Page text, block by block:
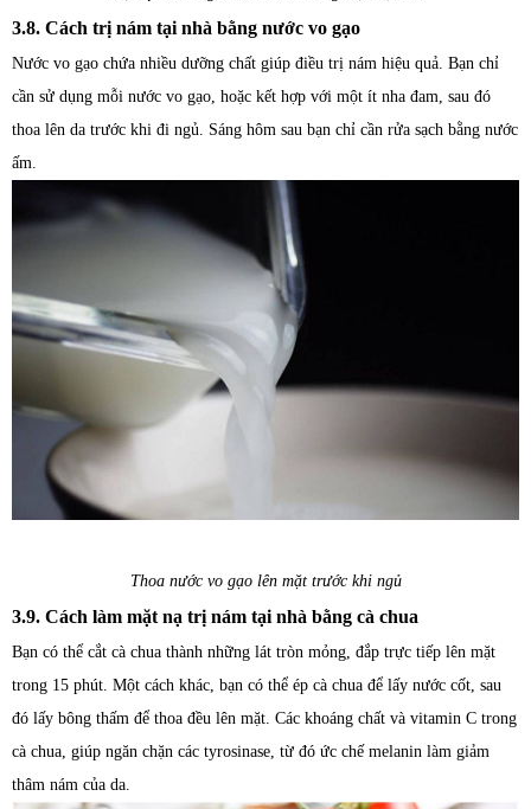
3.8. Cách trị nám tại nhà bằng nước vo gạo
Nước vo gạo chứa nhiều dưỡng chất giúp điều trị nám hiệu quả. Bạn chỉ
cần sử dụng mỗi nước vo gạo, hoặc kết hợp với một ít nha đam, sau đó
thoa lên da trước khi đi ngủ. Sáng hôm sau bạn chỉ cần rửa sạch bằng nước
ấm.
Thoa nước vo gạo lên mặt trước khi ngủ
3.9. Cách làm mặt nạ trị nám tại nhà bằng cà chua
Bạn có thể cắt cà chua thành những lát tròn mỏng, đắp trực tiếp lên mặt
trong 15 phút. Một cách khác, bạn có thể ép cà chua để lấy nước cốt, sau
đó lấy bông thấm để thoa đều lên mặt. Các khoáng chất và vitamin C trong
cà chua, giúp ngăn chặn các tyrosinase, từ đó ức chế melanin làm giảm
thâm nám của da.